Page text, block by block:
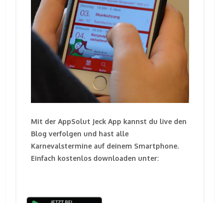
Mit der AppSolut Jeck App kannst du live den
Blog verfolgen und hast alle
Karnevalstermine auf deinem Smartphone.
Einfach kostenlos downloaden unter: